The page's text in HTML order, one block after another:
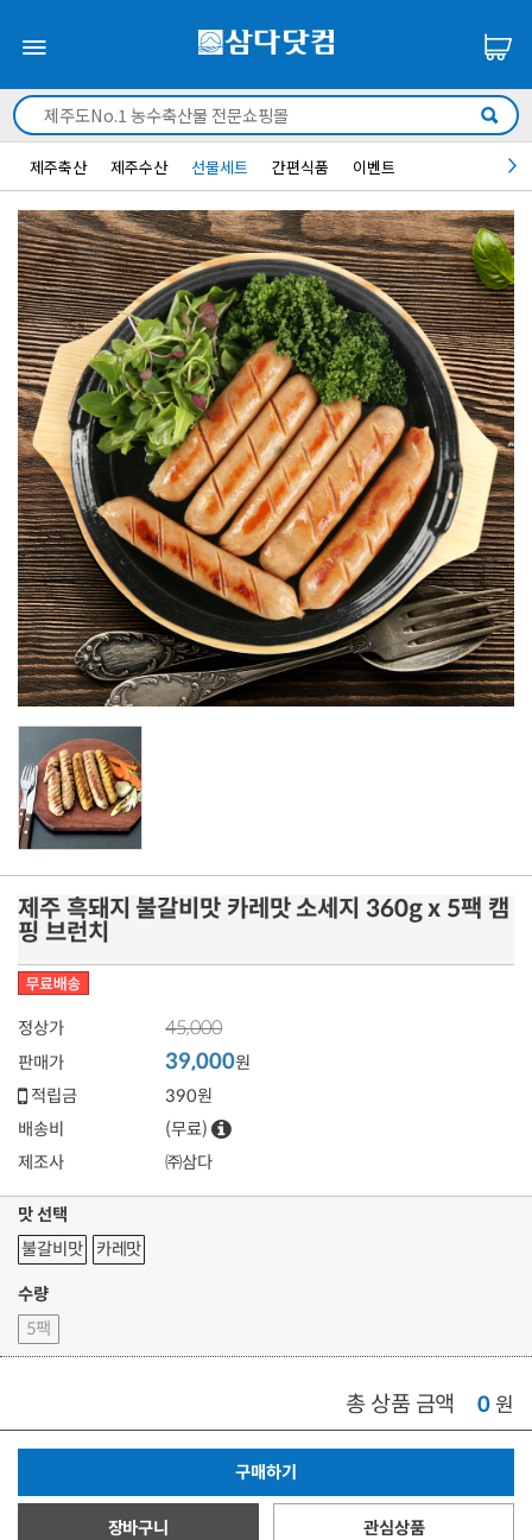
제주축산 제주수산 선물세트 간편식품 이벤트
제주 흑돼지 불갈비맛 카레맛 소세지 360g x 5팩 캠
핑 브런치
정상가 45,000
판매가 39,000원
적립금
390원
배송비
(무료)
제조사
㈜삼다
맛 선택
불갈비맛
카레맛
수량
5팩
총 상품 금액 0 원
구매하기
장바구니 관심상품